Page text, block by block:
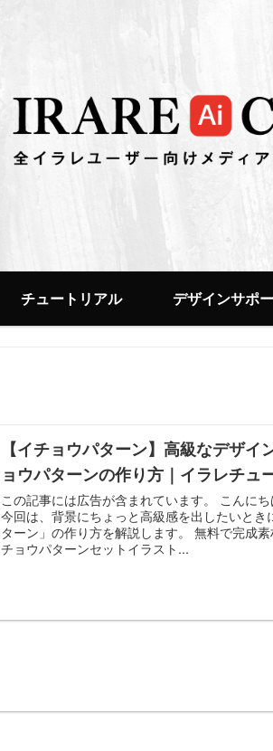
チュートリアル デザインサポ
【イチョウパターン】高級なデザイ
ョウパターンの作り方｜イラレチュ
この記事には広告が含まれています。 こんにち
今回は、背景にちょっと高級感を出したいとき
ターン」の作り方を解説します。 無料で完成
チョウパターンセットイラスト...